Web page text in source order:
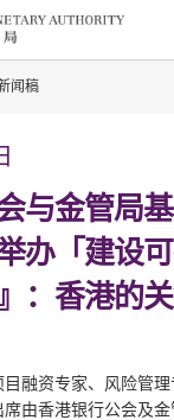
闻稿
与金管局
办「建设
：香港的
目融资专家、风险管
席由香港银行公会及